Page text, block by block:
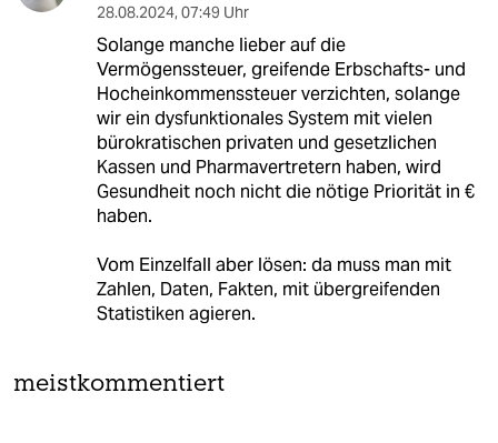
28.08.2024, 07:49 Uhr
Solange manche lieber auf die
Vermögenssteuer, greifende Erbschafts- und
Hocheinkommenssteuer verzichten, solange
wir ein dysfunktionales System mit vielen
bürokratischen privaten und gesetzlichen
Kassen und Pharmavertretern haben, wird
Gesundheit noch nicht die nötige Priorität in €
haben.
Vom Einzelfall aber lösen: da muss man mit
Zahlen, Daten, Fakten, mit übergreifenden
Statistiken agieren.
meistkommentiert